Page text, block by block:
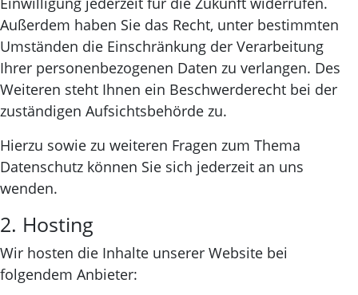
Außerdem haben Sie das Recht, unter bestimmten
Umständen die Einschränkung der Verarbeitung
Ihrer personenbezogenen Daten zu verlangen. Des
Weiteren steht Ihnen ein Beschwerderecht bei der
zuständigen Aufsichtsbehörde zu.
Hierzu sowie zu weiteren Fragen zum Thema
Datenschutz können Sie sich jederzeit an uns
wenden.
2. Hosting
Wir hosten die Inhalte unserer Website bei
folgendem Anbieter: